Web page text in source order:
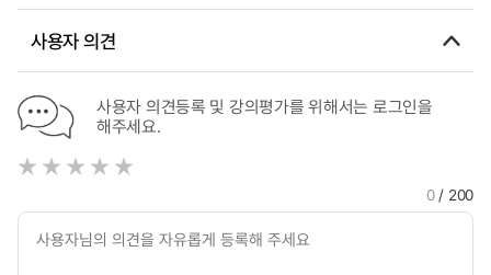
사용자 의견
사용자 의견등록 및 강의평가를 위해서는 로그인을
해주세요.
0/ 200